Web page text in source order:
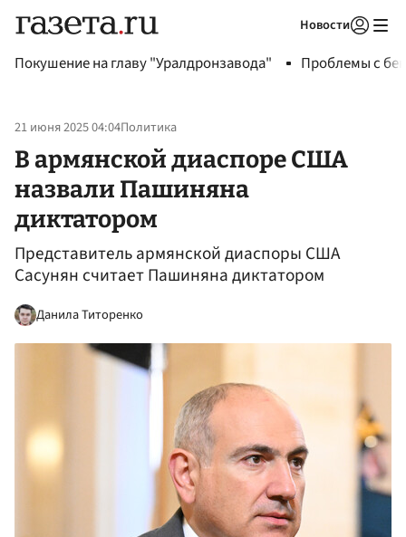
Новости
Покушение на главу "Уралдронзавода" Проблемы с
21 июня 2025 04:04Политика
В армянской диаспоре США
назвали Пашиняна
диктатором
Представитель армянской диаспоры США
Сасунян считает Пашиняна диктатором
Данила Титоренко